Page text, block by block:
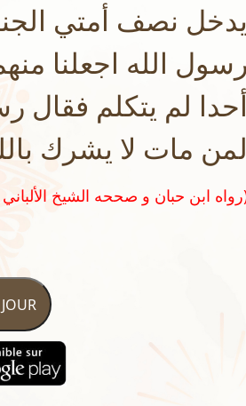
يدخل نصف أمتي
رسول الله اجعلنا
أحدا لم يتكلم فقال
لمن مات لا يشرك
الترغيب و الترهيب رقم ٣٦٣٧)